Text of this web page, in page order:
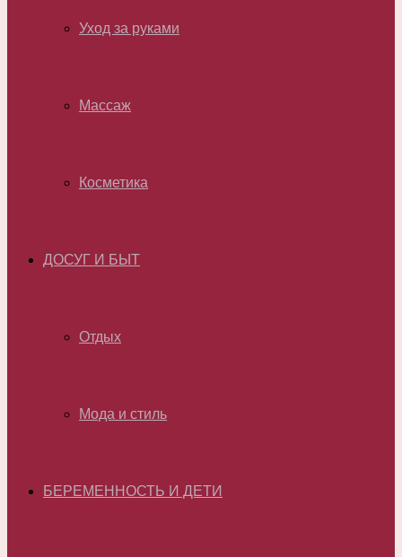
Уход за руками
Массаж
Косметика
ДОСУГ И БЫТ
Отдых
Мода и стиль
БЕРЕМЕННОСТЬ И ДЕТИ